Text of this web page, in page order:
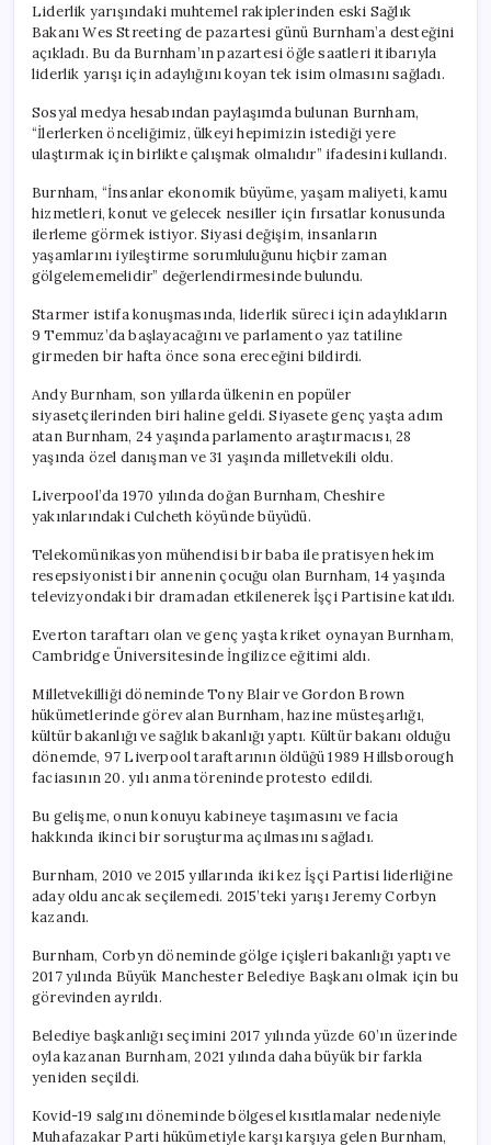
Liderlik yarışındaki muhtemel rakiplerinden eski Sağlık
Bakanı Wes Streeting de pazartesi günü Burnham’a desteğini
açıkladı. Bu da Burnham’ın pazartesi öğle saatleri itibarıyla
liderlik yarışı için adaylığını koyan tek isim olmasını sağladı.
Sosyal medya hesabından paylaşımda bulunan Burnham,
“İlerlerken önceliğimiz, ülkeyi hepimizin istediği yere
ulaştırmak için birlikte çalışmak olmalıdır” ifadesini kullandı.
Burnham, “İnsanlar ekonomik büyüme, yaşam maliyeti, kamu
hizmetleri, konut ve gelecek nesiller için fırsatlar konusunda
ilerleme görmek istiyor. Siyasi değişim, insanların
yaşamlarını iyileştirme sorumluluğunu hiçbir zaman
gölgelememelidir” değerlendirmesinde bulundu.
Starmer istifa konuşmasında, liderlik süreci için adaylıkların
9 Temmuz’da başlayacağını ve parlamento yaz tatiline
girmeden bir hafta önce sona ereceğini bildirdi.
Andy Burnham, son yıllarda ülkenin en popüler
siyasetçilerinden biri haline geldi. Siyasete genç yaşta adım
atan Burnham, 24 yaşında parlamento araştırmacısı, 28
yaşında özel danışman ve 31 yaşında milletvekili oldu.
Liverpool’da 1970 yılında doğan Burnham, Cheshire
yakınlarındaki Culcheth köyünde büyüdü.
Telekomünikasyon mühendisi bir baba ile pratisyen hekim
resepsiyonisti bir annenin çocuğu olan Burnham, 14 yaşında
televizyondaki bir dramadan etkilenerek İşçi Partisine katıldı.
Everton taraftarı olan ve genç yaşta kriket oynayan Burnham,
Cambridge Üniversitesinde İngilizce eğitimi aldı.
Milletvekilliği döneminde Tony Blair ve Gordon Brown
hükümetlerinde görev alan Burnham, hazine müsteşarlığı,
kültür bakanlığı ve sağlık bakanlığı yaptı. Kültür bakanı olduğu
dönemde, 97 Liverpool taraftarının öldüğü 1989 Hillsborough
faciasının 20. yılı anma töreninde protesto edildi.
Bu gelişme, onun konuyu kabineye taşımasını ve facia
hakkında ikinci bir soruşturma açılmasını sağladı.
Burnham, 2010 ve 2015 yıllarında iki kez İşçi Partisi liderliğine
aday oldu ancak seçilemedi. 2015’teki yarışı Jeremy Corbyn
kazandı.
Burnham, Corbyn döneminde gölge içişleri bakanlığı yaptı ve
2017 yılında Büyük Manchester Belediye Başkanı olmak için bu
görevinden ayrıldı.
Belediye başkanlığı seçimini 2017 yılında yüzde 60’ın üzerinde
oyla kazanan Burnham, 2021 yılında daha büyük bir farkla
yeniden seçildi.
Kovid-19 salgını döneminde bölgesel kısıtlamalar nedeniyle
Muhafazakar Parti hükümetiyle karşı karşıya gelen Burnham,